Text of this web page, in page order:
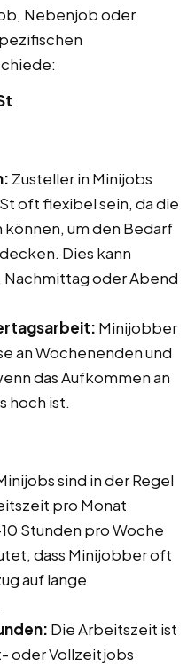
Nebenjob oder
Zusteller in Minijobs
oft flexibel sein, da die
um den Bedarf
Dies kann
oder Abend
Minijobber
an Wochenenden und
das Aufkommen an
hoch ist.
sind in der Regel
pro Monat
Stunden pro Woche
dass Minijobber oft
auf lange
Die Arbeitszeit ist
oder Vollzeitjobs